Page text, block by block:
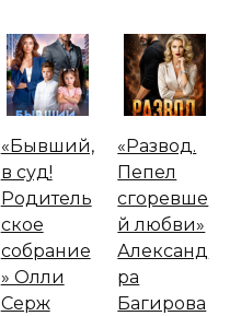
«Бывший,
в суд!
Родитель
ское
собрание
» Олли
Серж
«Развод.
Пепел
сгоревше
й любви»
Александ
ра
Багирова